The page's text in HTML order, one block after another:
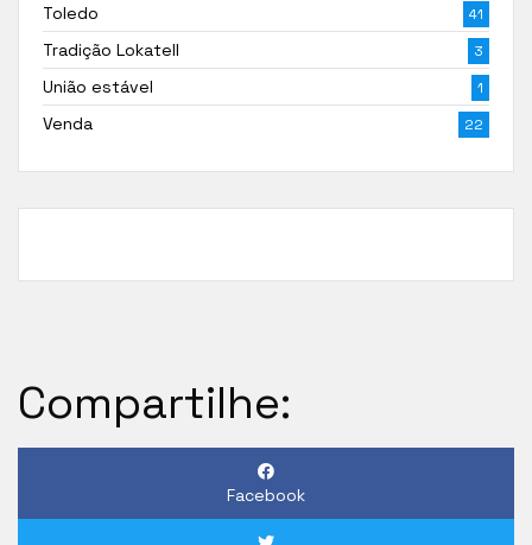
Toledo 41
Tradição Lokatell 3
União estável 1
Venda 22
Compartilhe:
Facebook